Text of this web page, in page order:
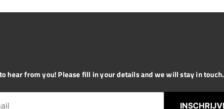
hear from you! Please fill in your details and we will stay in